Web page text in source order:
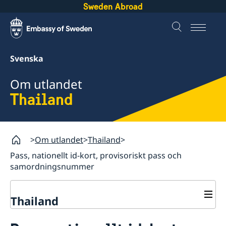
Sweden Abroad
Svenska
Om utlandet
Thailand
Om utlandet Thailand
Pass, nationellt id-kort, provisoriskt pass och
samordningsnummer
Thailand